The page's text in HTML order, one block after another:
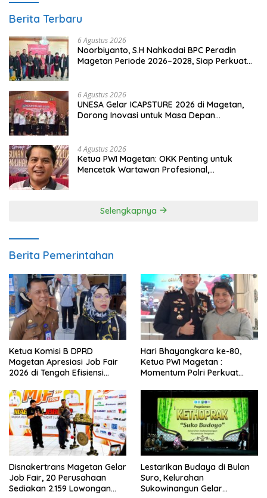
Berita Terbaru
6 Agustus 2026
Noorbiyanto, S.H Nahkodai BPC Peradin
Magetan Periode 2026–2028, Siap Perkuat
6 Agustus 2026
UNESA Gelar ICAPSTURE 2026 di Magetan,
Dorong Inovasi untuk Masa Depan
4 Agustus 2026
Ketua PWI Magetan: OKK Penting untuk
Mencetak Wartawan Profesional,
Selengkapnya
Berita Pemerintahan
Ketua Komisi B DPRD
Magetan Apresiasi Job Fair
2026 di Tengah Efisiensi
Hari Bhayangkara ke-80,
Ketua PWI Magetan :
Momentum Polri Perkuat
Disnakertrans Magetan Gelar
Job Fair, 20 Perusahaan
Sediakan 2.159 Lowongan
Lestarikan Budaya di Bulan
Suro, Kelurahan
Sukowinangun Gelar